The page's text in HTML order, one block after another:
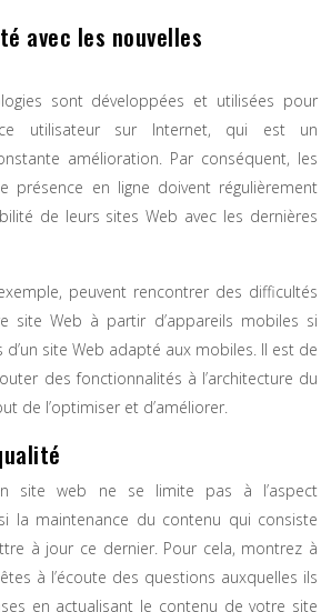
avec les nouvelles
sont développées et utilisées pour
utilisateur sur Internet, qui est un
amélioration. Par conséquent, les
présence en ligne doivent régulièrement
de leurs sites Web avec les dernières
peuvent rencontrer des difficultés
site Web à partir d’appareils mobiles si
site Web adapté aux mobiles. Il est de
des fonctionnalités à l’architecture du
de l’optimiser et d’améliorer.
site web ne se limite pas à l’aspect
la maintenance du contenu qui consiste
à jour ce dernier. Pour cela, montrez à
à l’écoute des questions auxquelles ils
en actualisant le contenu de votre site